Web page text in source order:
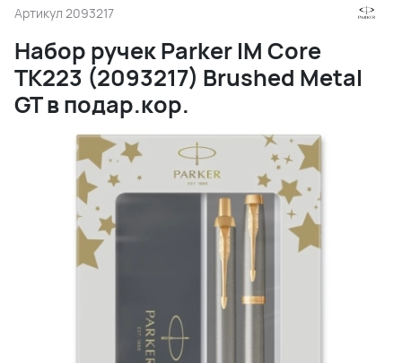
Артикул 2093217
Набор ручек Parker IM Core
TK223 (2093217) Brushed Metal
GT в подар.кор.